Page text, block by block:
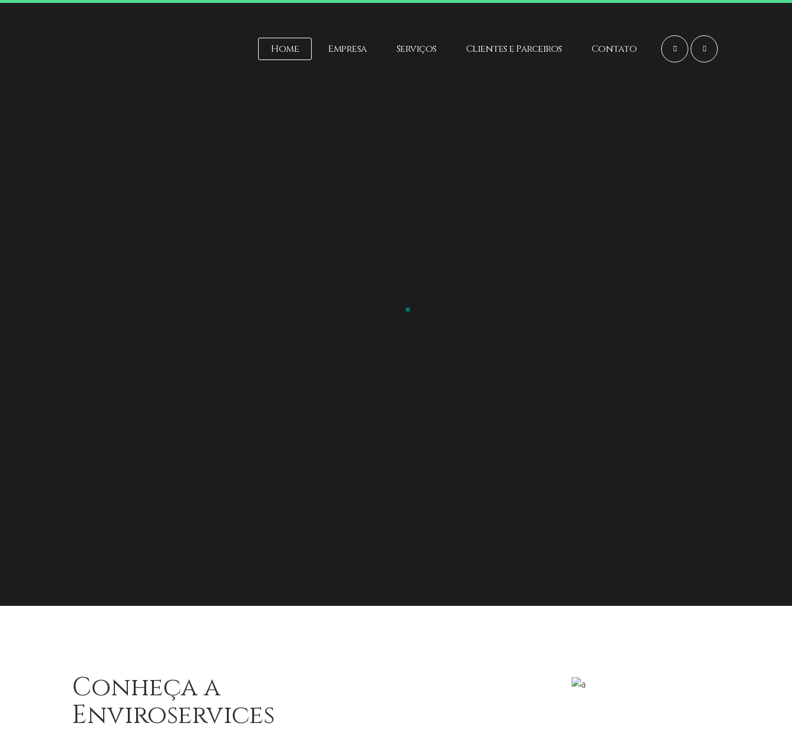
Home Empresa Serviços Clientes e Parceiros Contato
Conheça a
Enviroservices